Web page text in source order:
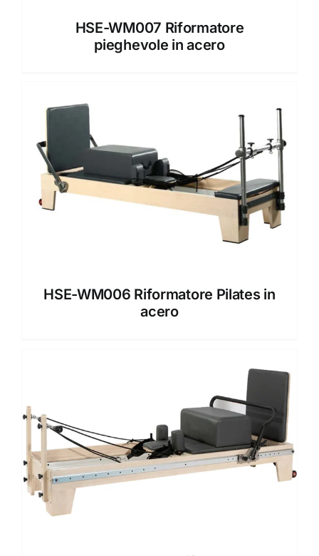
HSE-WM007 Riformatore
pieghevole in acero
HSE-WM006 Riformatore Pilates in
acero